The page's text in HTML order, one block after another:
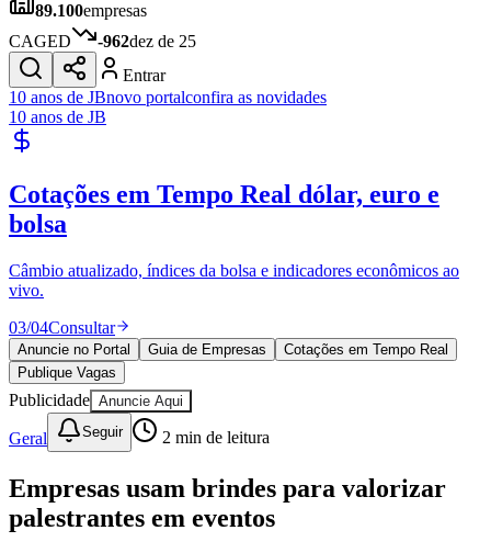
Gastronomia
Cinema & Shows
JogosNovo
Para Sua Empresa
Publicidade Legal
Política
Esportes
Cultura
Meio Ambiente
Obras
Educação
Bairros de Barueri
Selecione sua região Para notícias da sua região
AldeiaAldeia da SerraAldeia de Barueri
89.100empresas
CAGED
-962dez de 25
Entrar
10 anos de JBnovo portalconfira as novidades
10 anos de JB
Cotações em Tempo Real dólar, euro e
bolsa
Câmbio atualizado, índices da bolsa e indicadores econômicos ao
vivo.
03/04Consultar
Anuncie no Portal Guia de Empresas
Cotações em Tempo Real
Publique Vagas
Publicidade Anuncie Aqui
Geral Seguir 2 min de leitura
Empresas usam brindes para valorizar
palestrantes em eventos